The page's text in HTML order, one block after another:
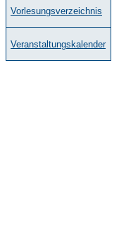
Vorlesungsverzeichnis
Veranstaltungskalender